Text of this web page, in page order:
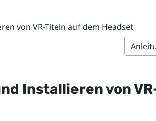
von VR-Titeln auf dem Headset
Installieren von